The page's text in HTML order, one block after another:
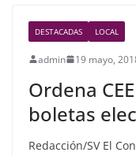
b
o
o
k
DESTACADAS LOCAL
admin 19 mayo,
Ordena
boletas
Redacción/SV El